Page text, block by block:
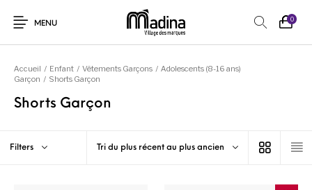
MENU
0
Accueil / Enfant / Vêtements Garçons / Adolescents (8-16 ans)
Garçon / Shorts Garçon
Shorts Garçon
Filters Tri du plus récent au plus ancien